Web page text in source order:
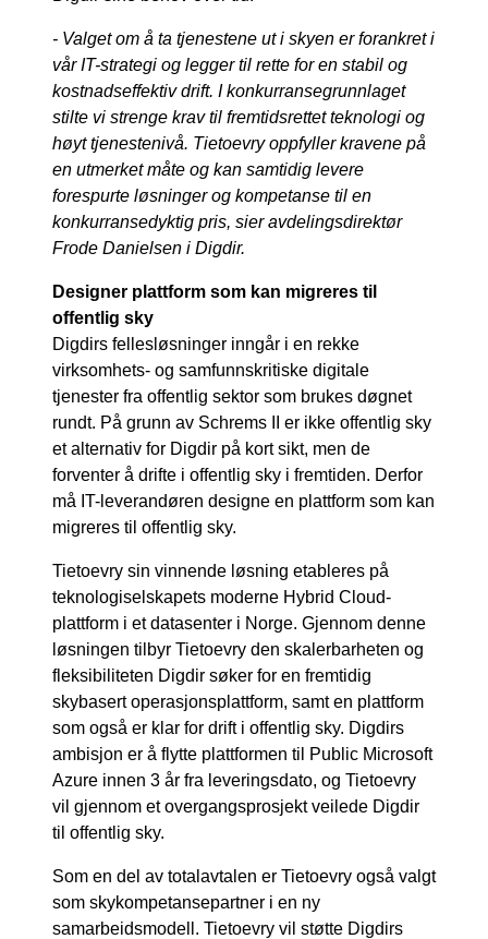
- Valget om å ta tjenestene ut i skyen er forankret i
vår IT-strategi og legger til rette for en stabil og
kostnadseffektiv drift. I konkurransegrunnlaget
stilte vi strenge krav til fremtidsrettet teknologi og
høyt tjenestenivå. Tietoevry oppfyller kravene på
en utmerket måte og kan samtidig levere
forespurte løsninger og kompetanse til en
konkurransedyktig pris, sier avdelingsdirektør
Frode Danielsen i Digdir.
Designer plattform som kan migreres til
offentlig sky
Digdirs fellesløsninger inngår i en rekke
virksomhets- og samfunnskritiske digitale
tjenester fra offentlig sektor som brukes døgnet
rundt. På grunn av Schrems II er ikke offentlig sky
et alternativ for Digdir på kort sikt, men de
forventer å drifte i offentlig sky i fremtiden. Derfor
må IT-leverandøren designe en plattform som kan
migreres til offentlig sky.
Tietoevry sin vinnende løsning etableres på
teknologiselskapets moderne Hybrid Cloud-
plattform i et datasenter i Norge. Gjennom denne
løsningen tilbyr Tietoevry den skalerbarheten og
fleksibiliteten Digdir søker for en fremtidig
skybasert operasjonsplattform, samt en plattform
som også er klar for drift i offentlig sky. Digdirs
ambisjon er å flytte plattformen til Public Microsoft
Azure innen 3 år fra leveringsdato, og Tietoevry
vil gjennom et overgangsprosjekt veilede Digdir
til offentlig sky.
Som en del av totalavtalen er Tietoevry også valgt
som skykompetansepartner i en ny
samarbeidsmodell. Tietoevry vil støtte Digdirs